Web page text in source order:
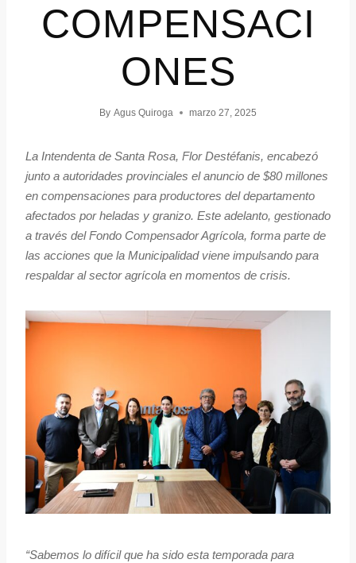
COMPENSACI
ONES
By Agus Quiroga marzo 27, 2025
La Intendenta de Santa Rosa, Flor Destéfanis, encabezó
junto a autoridades provinciales el anuncio de $80 millones
en compensaciones para productores del departamento
afectados por heladas y granizo. Este adelanto, gestionado
a través del Fondo Compensador Agrícola, forma parte de
las acciones que la Municipalidad viene impulsando para
respaldar al sector agrícola en momentos de crisis.
“Sabemos lo difícil que ha sido esta temporada para